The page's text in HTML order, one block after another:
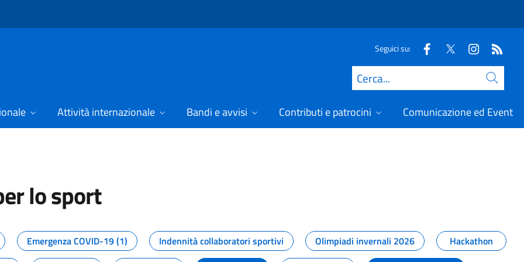
Seguici su:
Cerca
Attività internazionale Bandi e avvisi Contributi e patrocini Comunicazione ed Eventi
lo sport
dal Dipartimento per lo sport
Emergenza COVID-19 (1) Indennità collaboratori sportivi Olimpiadi invernali 2026
Hackathon